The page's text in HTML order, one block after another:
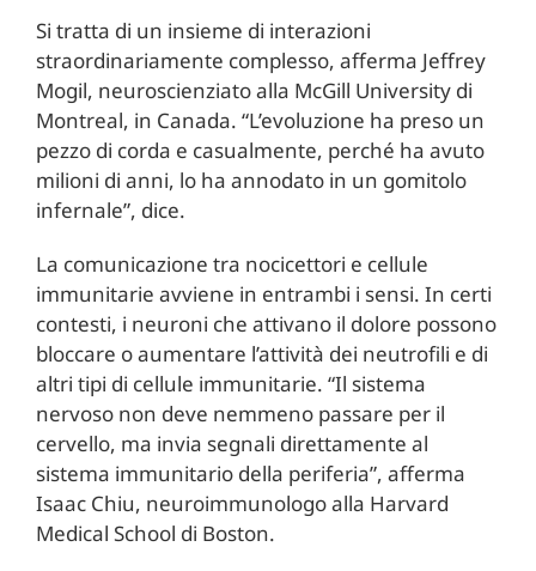
Si tratta di un insieme di interazioni
straordinariamente complesso, afferma Jeffrey
Mogil, neuroscienziato alla McGill University di
Montreal, in Canada. “L’evoluzione ha preso un
pezzo di corda e casualmente, perché ha avuto
milioni di anni, lo ha annodato in un gomitolo
infernale”, dice.
La comunicazione tra nocicettori e cellule
immunitarie avviene in entrambi i sensi. In certi
contesti, i neuroni che attivano il dolore possono
bloccare o aumentare l’attività dei neutrofili e di
altri tipi di cellule immunitarie. “Il sistema
nervoso non deve nemmeno passare per il
cervello, ma invia segnali direttamente al
sistema immunitario della periferia”, afferma
Isaac Chiu, neuroimmunologo alla Harvard
Medical School di Boston.